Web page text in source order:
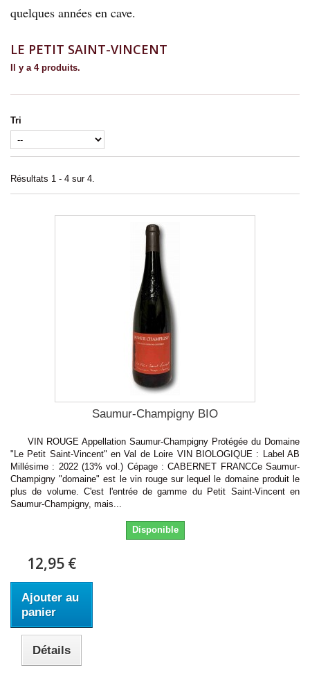
quelques années en cave.
LE PETIT SAINT-VINCENT
Il y a 4 produits.
Tri
Résultats 1 - 4 sur 4.
Saumur-Champigny BIO
VIN ROUGE Appellation Saumur-Champigny Protégée du Domaine
"Le Petit Saint-Vincent" en Val de Loire VIN BIOLOGIQUE : Label AB
Millésime : 2022 (13% vol.) Cépage : CABERNET FRANCCe Saumur-
Champigny "domaine" est le vin rouge sur lequel le domaine produit le
plus de volume. C'est l'entrée de gamme du Petit Saint-Vincent en
Saumur-Champigny, mais...
Disponible
12,95 €
Ajouter au
panier
Détails